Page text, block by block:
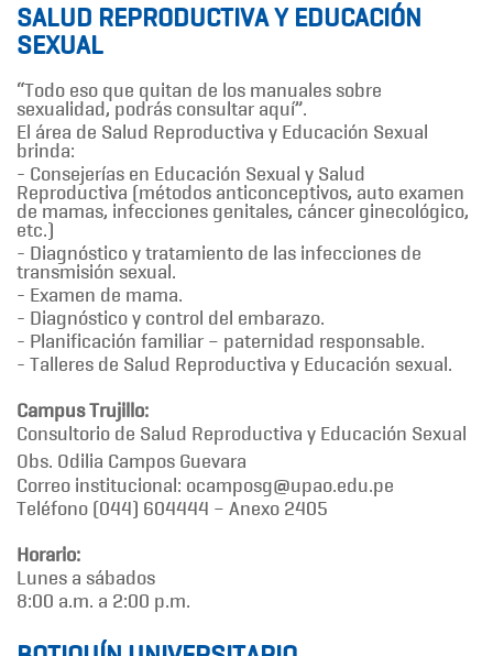
SALUD REPRODUCTIVA Y EDUCACIÓN
SEXUAL
“Todo eso que quitan de los manuales sobre
sexualidad, podrás consultar aquí”.
El área de Salud Reproductiva y Educación Sexual
brinda:
- Consejerías en Educación Sexual y Salud
Reproductiva (métodos anticonceptivos, auto examen
de mamas, infecciones genitales, cáncer ginecológico,
etc.)
- Diagnóstico y tratamiento de las infecciones de
transmisión sexual.
- Examen de mama.
- Diagnóstico y control del embarazo.
- Planificación familiar – paternidad responsable.
- Talleres de Salud Reproductiva y Educación sexual.
Campus Trujillo:
Consultorio de Salud Reproductiva y Educación Sexual
Obs. Odilia Campos Guevara
Correo institucional: ocamposg@upao.edu.pe
Teléfono (044) 604444 – Anexo 2405
Horario:
Lunes a sábados
8:00 a.m. a 2:00 p.m.